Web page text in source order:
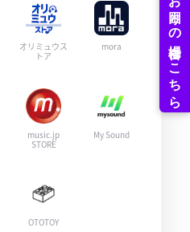
オリミュウス
トア
mora
music.jp
STORE
My Sound
OTOTOY